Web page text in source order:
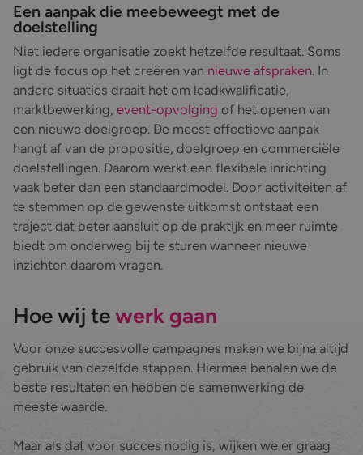
Een aanpak die meebeweegt met de
doelstelling
Niet iedere organisatie zoekt hetzelfde resultaat. Soms
ligt de focus op het creëren van nieuwe afspraken. In
andere situaties draait het om leadkwalificatie,
marktbewerking, event-opvolging of het openen van
een nieuwe doelgroep. De meest effectieve aanpak
hangt af van de propositie, doelgroep en commerciële
doelstellingen. Daarom werkt een flexibele inrichting
vaak beter dan een standaardmodel. Door activiteiten af
te stemmen op de gewenste uitkomst ontstaat een
traject dat beter aansluit op de praktijk en meer ruimte
biedt om onderweg bij te sturen wanneer nieuwe
inzichten daarom vragen.
Hoe wij tewerk gaan
Voor onze succesvolle campagnes maken we bijna altijd
gebruik van dezelfde stappen. Hiermee behalen we de
beste resultaten en hebben de samenwerking de
meeste waarde.
Maar als dat voor succes nodig is, wijken we er graag